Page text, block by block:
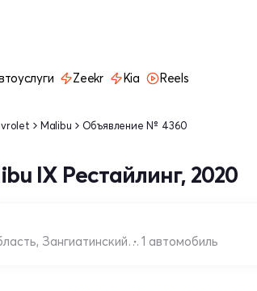
Zeekr Kia Reels
Malibu Объявление № 4360
IX Рестайлинг, 2020
Ташкентская область, Зангиатинский район 1 автомобиль